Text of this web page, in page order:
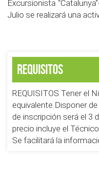
Excursionista
Julio se realizará una
Requisitos
REQUISITOS Tener el
equivalente.Disponer
de inscripción será el 3
precio incluye el
Se facilitará la